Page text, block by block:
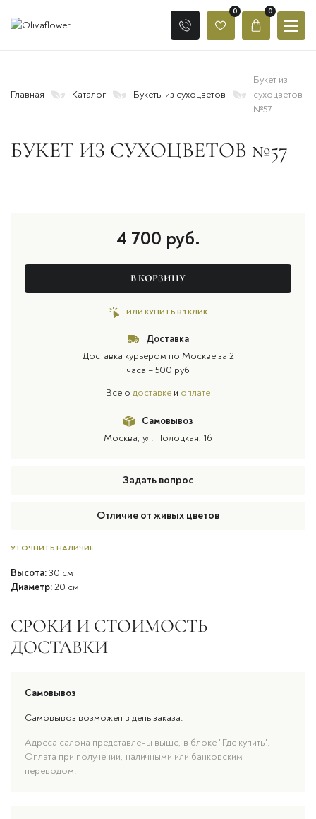
0 0
Главная Каталог Букеты из сухоцветов
Букет из
сухоцветов
№57
БУКЕТ ИЗ СУХОЦВЕТОВ №57
4 700 руб.
В КОРЗИНУ
ИЛИ КУПИТЬ В 1 КЛИК
Доставка
Доставка курьером по Москве за 2
часа – 500 руб
Все о доставке и оплате
Самовывоз
Москва, ул. Полоцкая, 16
УТОЧНИТЬ НАЛИЧИЕ
Высота:30 см
Диаметр:20 см
Задать вопрос
Отличие от живых цветов
СРОКИ И СТОИМОСТЬ
ДОСТАВКИ
Самовывоз
Самовывоз возможен в день заказа.
Адреса салона представлены выше, в блоке "Где купить".
Оплата при получении, наличными или банковским
переводом.